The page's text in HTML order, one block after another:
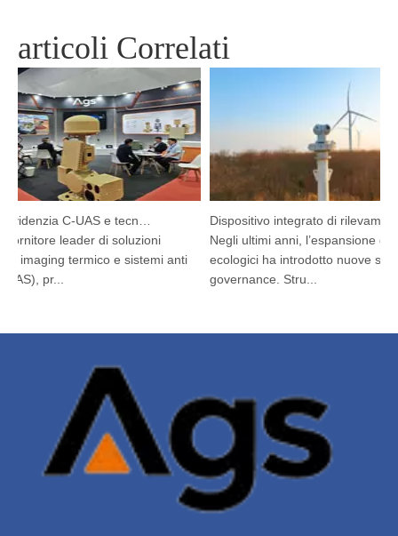
articoli Correlati
Argustec evidenzia C-UAS e tecnologia termica all'avanguardia a Kuala Lumpur
leader di soluzioni
imaging termico e sistemi anti
pr...
Negli ultimi anni, l’espansione dei
ecologici ha introdotto nuove sfide
governance. Stru...